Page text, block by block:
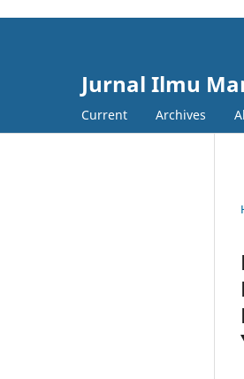
Jurnal Ilmu
Current Archives